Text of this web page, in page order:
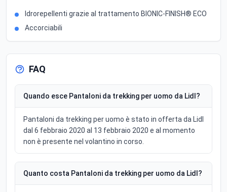
Idrorepellenti grazie al trattamento BIONIC-FINISH® ECO
Accorciabili
FAQ
Quando esce Pantaloni da trekking per uomo da Lidl?
Pantaloni da trekking per uomo è stato in offerta da Lidl
dal 6 febbraio 2020 al 13 febbraio 2020 e al momento
non è presente nel volantino in corso.
Quanto costa Pantaloni da trekking per uomo da Lidl?